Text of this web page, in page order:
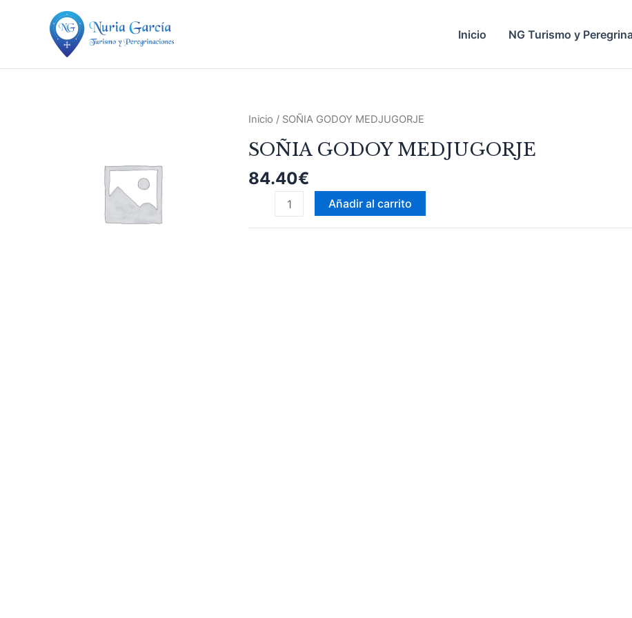
Inicio NG Turismo y
Inicio / SOÑIA GODOY MEDJUGORJE
SOÑIA GODOY MEDJUGORJE
84.40€
SOÑIA
GODOY
MEDJUGORJE
cantidad
Añadir al carrito